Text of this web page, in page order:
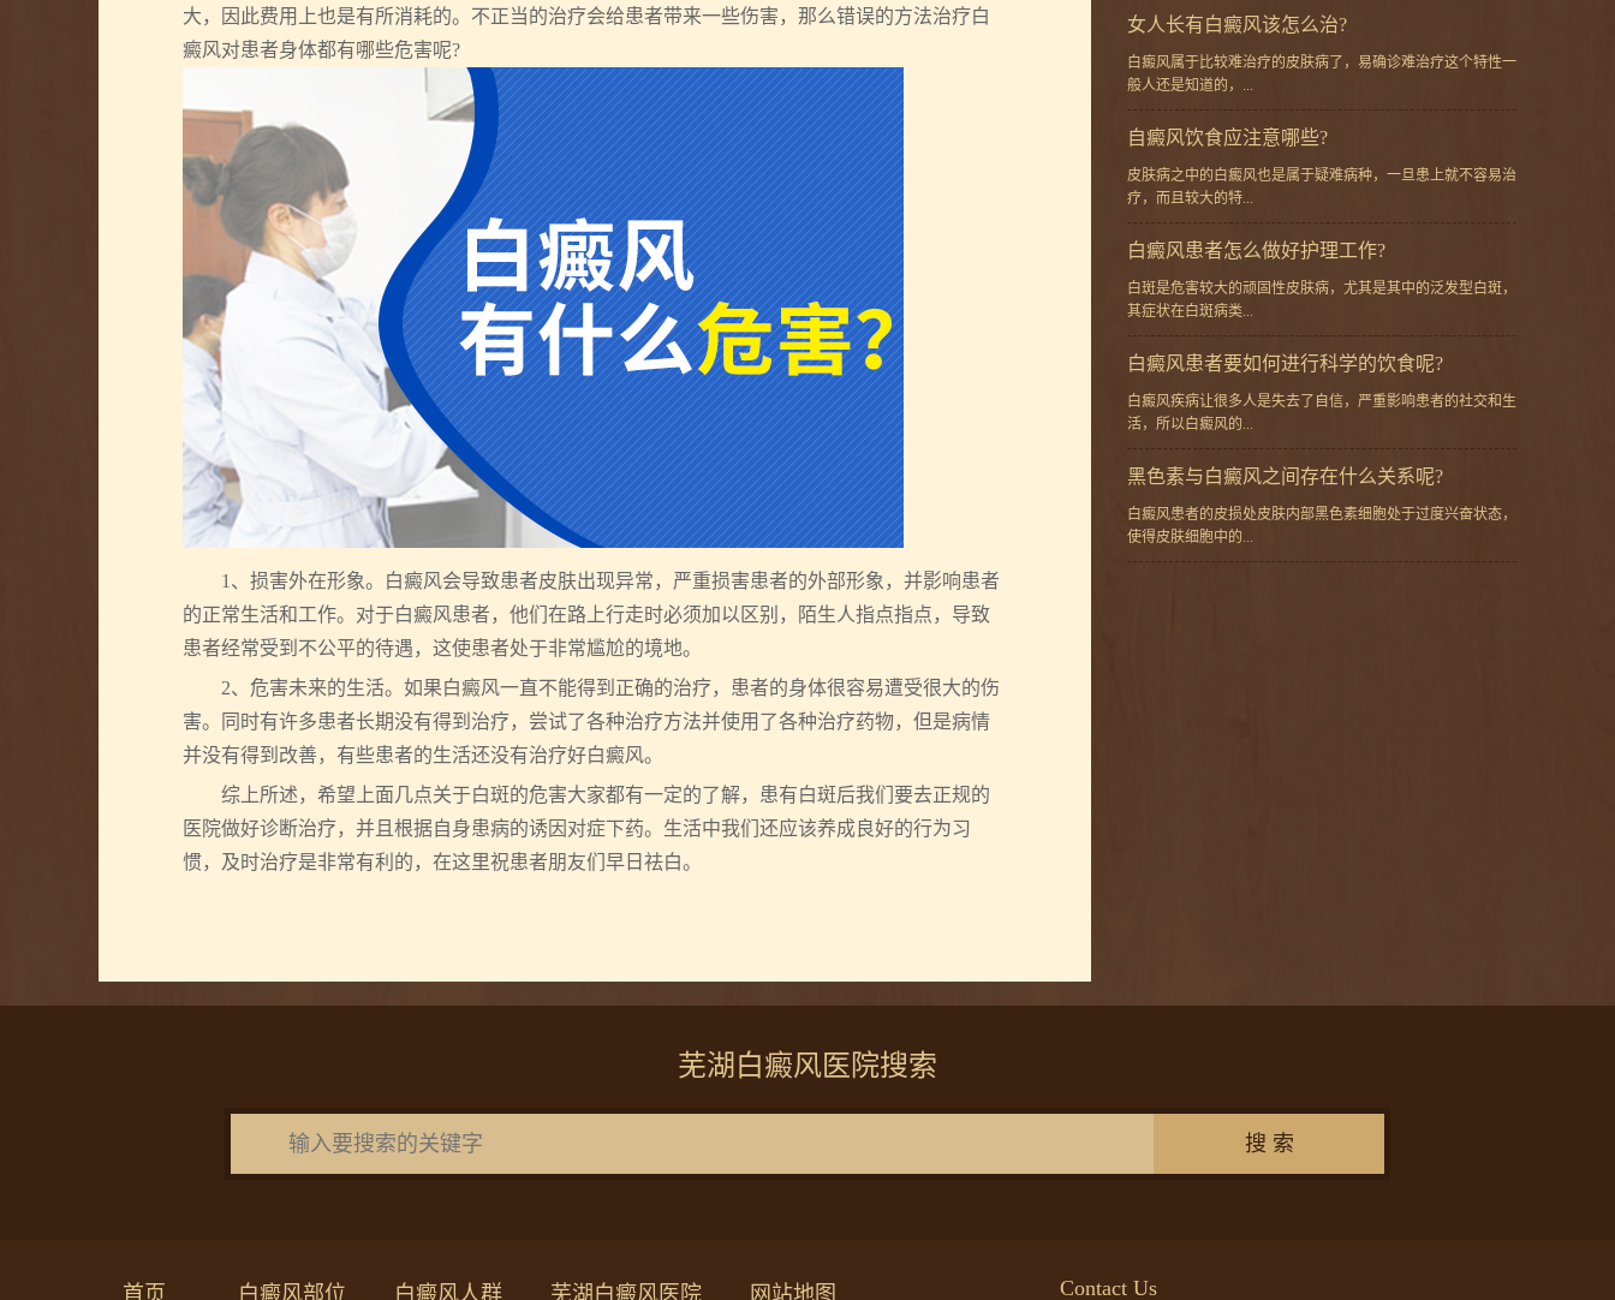
大，因此费用上也是有所消耗的。不正当的治疗会给患者带来一些伤害，那么错误的方法治疗白
癜风对患者身体都有哪些危害呢?
1、损害外在形象。白癜风会导致患者皮肤出现异常，严重损害患者的外部形象，并影响患者
的正常生活和工作。对于白癜风患者，他们在路上行走时必须加以区别，陌生人指点指点，导致
患者经常受到不公平的待遇，这使患者处于非常尴尬的境地。
2、危害未来的生活。如果白癜风一直不能得到正确的治疗，患者的身体很容易遭受很大的伤
害。同时有许多患者长期没有得到治疗，尝试了各种治疗方法并使用了各种治疗药物，但是病情
并没有得到改善，有些患者的生活还没有治疗好白癜风。
综上所述，希望上面几点关于白斑的危害大家都有一定的了解，患有白斑后我们要去正规的
医院做好诊断治疗，并且根据自身患病的诱因对症下药。生活中我们还应该养成良好的行为习
惯，及时治疗是非常有利的，在这里祝患者朋友们早日祛白。
女人长有白癜风该怎么治?
白癜风属于比较难治疗的皮肤病了，易确诊难治疗这个特性一
般人还是知道的，...
自癜风饮食应注意哪些?
皮肤病之中的白癜风也是属于疑难病种，一旦患上就不容易治
疗，而且较大的特...
白癜风患者怎么做好护理工作?
白斑是危害较大的顽固性皮肤病，尤其是其中的泛发型白斑，
其症状在白斑病类...
白癜风患者要如何进行科学的饮食呢?
白癜风疾病让很多人是失去了自信，严重影响患者的社交和生
活，所以白癜风的...
黑色素与白癜风之间存在什么关系呢?
白癜风患者的皮损处皮肤内部黑色素细胞处于过度兴奋状态，
使得皮肤细胞中的...
芜湖白癜风医院搜索
搜 索
首页 白癜风部位 白癜风人群 芜湖白癜风医院 网站地图 Contact Us